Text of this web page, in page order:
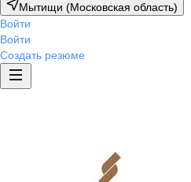
Мытищи (Московская область)
Войти
Войти
Создать резюме